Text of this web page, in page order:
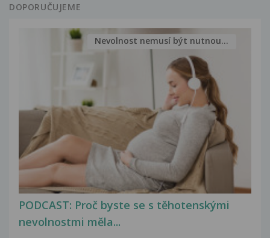
DOPORUČUJEME
PODCAST: Proč byste se s těhotenskými
nevolnostmi měla...
Nevolnost nemusí být nutnou...